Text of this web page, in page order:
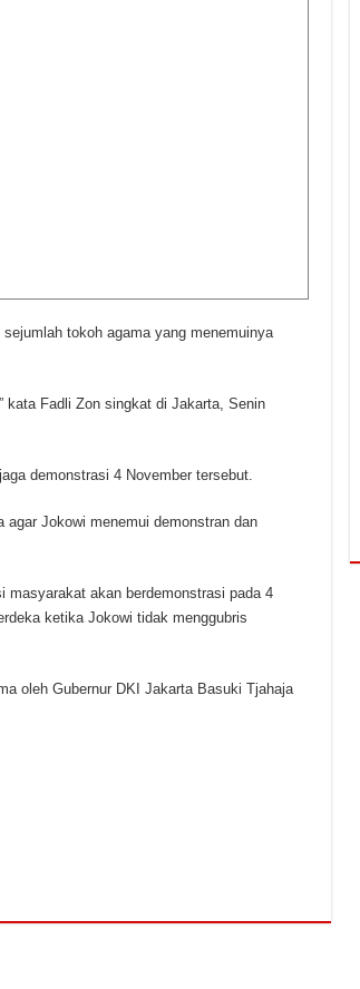
tokoh agama yang menemuinya
kata Fadli Zon singkat di Jakarta, Senin
demonstrasi 4 November tersebut.
agar Jokowi menemui demonstran dan
masyarakat akan berdemonstrasi pada 4
ketika Jokowi tidak menggubris
oleh Gubernur DKI Jakarta Basuki Tjahaja